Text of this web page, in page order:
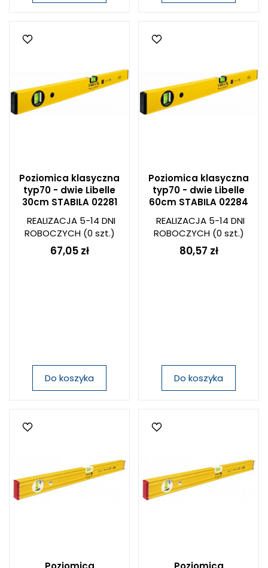
Poziomica klasyczna
typ70 - dwie Libelle
30cm STABILA 02281
REALIZACJA 5-14 DNI
ROBOCZYCH(0 szt.)
67,05 zł
Do koszyka
Poziomica klasyczna
typ70 - dwie Libelle
60cm STABILA 02284
REALIZACJA 5-14 DNI
ROBOCZYCH(0 szt.)
80,57 zł
Do koszyka